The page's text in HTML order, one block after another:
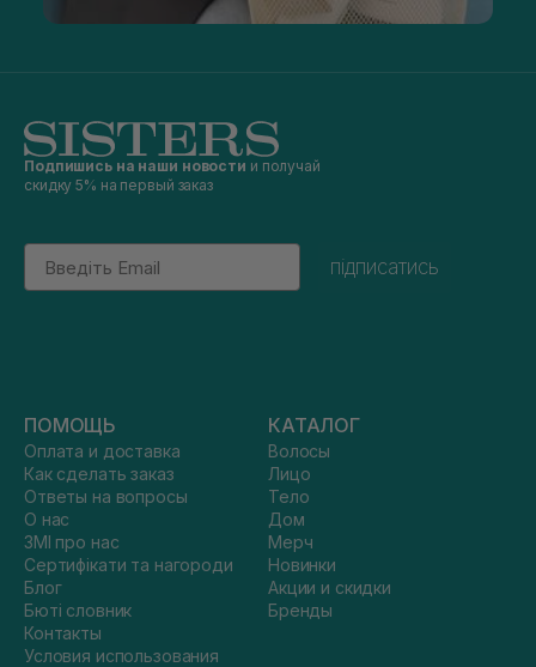
Подпишись на наши новости и получай
скидку 5% на первый заказ
Email
підписатись
ПОМОЩЬ
Оплата и доставка
Как сделать заказ
Ответы на вопросы
О нас
ЗМІ про нас
Сертифікати та нагороди
Блог
Бюті словник
Контакты
Условия использования
КАТАЛОГ
Волосы
Лицо
Тело
Дом
Мерч
Новинки
Акции и скидки
Бренды